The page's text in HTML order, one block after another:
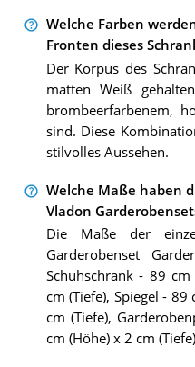
Welche Farben
Fronten dieses
Der Korpus des
matten Weiß
brombeerfarbenem,
sind. Diese
stilvolles Aussehen.
Welche Maße haben
Vladon
Die Maße der
Garderobenset
Schuhschrank - 89
cm (Tiefe), Spiegel -
cm (Tiefe),
cm (Höhe) x 2 cm